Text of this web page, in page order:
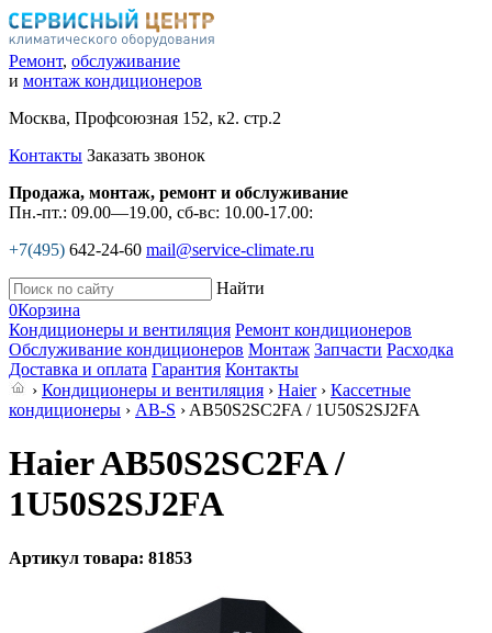
Ремонт, обслуживание
и монтаж кондиционеров
Москва, Профсоюзная 152, к2. стр.2
Контакты Заказать звонок
Продажа, монтаж, ремонт и обслуживание
Пн.-пт.: 09.00—19.00, сб-вс: 10.00-17.00:
+7(495) 642-24-60 mail@service-climate.ru
Найти
0Корзина
Кондиционеры и вентиляция Ремонт кондиционеров
Обслуживание кондиционеров Монтаж Запчасти Расходка
Доставка и оплата Гарантия Контакты
› Кондиционеры и вентиляция › Haier› Кассетные
кондиционеры › AB-S › AB50S2SC2FA / 1U50S2SJ2FA
Haier AB50S2SC2FA /
1U50S2SJ2FA
Артикул товара: 81853